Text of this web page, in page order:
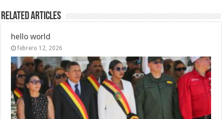
Related Articles
hello world
febrero 12, 2026